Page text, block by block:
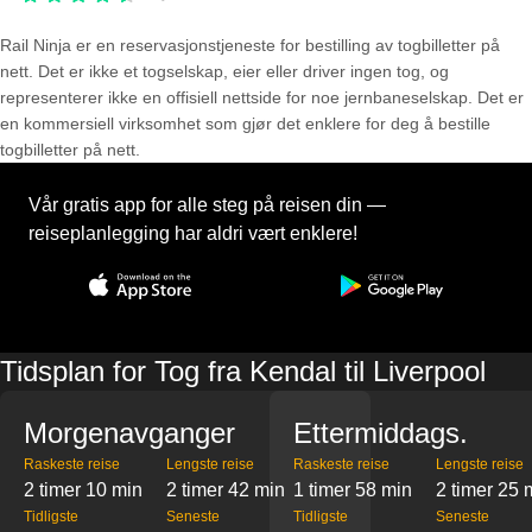
Rail Ninja er en reservasjons­tjeneste for bestilling av togbilletter på
nett. Det er ikke et togselskap, eier eller driver ingen tog, og
representerer ikke en offisiell nettside for noe jernbaneselskap. Det er
en kommersiell virksomhet som gjør det enklere for deg å bestille
togbilletter på nett.
Vår gratis app for alle steg på reisen din —
reiseplanlegging har aldri vært enklere!
Tidsplan for Tog fra Kendal til Liverpool
Morgenavganger
Raskeste reise
2 timer 10 min
Lengste reise
2 timer 42 min
Tidligste Seneste
Ettermiddags.
Raskeste reise
1 timer 58 min
Lengste reise
2 timer 25
Tidligste Seneste